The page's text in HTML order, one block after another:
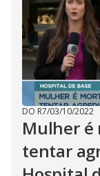
DO R7/03/10/2022
Mulher é
tentar